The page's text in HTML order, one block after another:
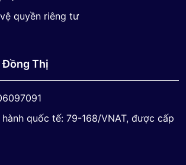
quyền riêng tư
Đồng Thị
quốc tế: 79-168/VNAT, được cấp